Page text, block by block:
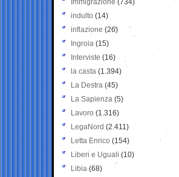
Immigrazione (734)
indulto (14)
inflazione (26)
Ingroia (15)
Interviste (16)
la casta (1.394)
La Destra (45)
La Sapienza (5)
Lavoro (1.316)
LegaNord (2.411)
Letta Enrico (154)
Liberi e Uguali (10)
Libia (68)